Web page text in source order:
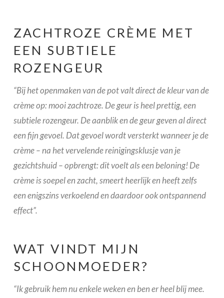
ZACHTROZE CRÈME MET
EEN SUBTIELE
ROZENGEUR
“Bij het openmaken van de pot valt direct de kleur van de
crème op: mooi zachtroze. De geur is heel prettig, een
subtiele rozengeur. De aanblik en de geur geven al direct
een fijn gevoel. Dat gevoel wordt versterkt wanneer je de
crème – na het vervelende reinigingsklusje van je
gezichtshuid – opbrengt: dit voelt als een beloning! De
crème is soepel en zacht, smeert heerlijk en heeft zelfs
een enigszins verkoelend en daardoor ook ontspannend
effect”.
WAT VINDT MIJN
SCHOONMOEDER?
“Ik gebruik hem nu enkele weken en ben er heel blij mee.